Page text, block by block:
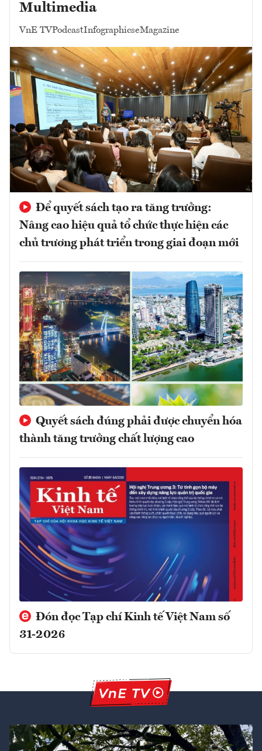
Multimedia
VnE TVPodcastInfographicseMagazine
Để quyết sách tạo ra tăng trưởng:
Nâng cao hiệu quả tổ chức thực hiện các
chủ trương phát triển trong giai đoạn mới
Quyết sách đúng phải được chuyển hóa
thành tăng trưởng chất lượng cao
Đón đọc Tạp chí Kinh tế Việt Nam số
31-2026